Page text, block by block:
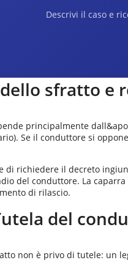
Descrivi il caso e
sfratto e
principalmente
Se il conduttore si
di richiedere il decreto
del conduttore. La
di rilascio.
del
non è privo di tutele: un